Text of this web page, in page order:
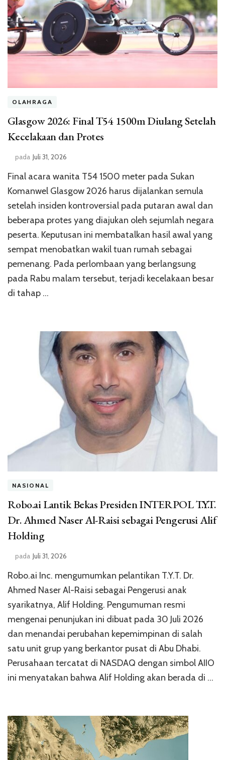
OLAHRAGA
Glasgow 2026: Final T54 1500m Diulang Setelah
Kecelakaan dan Protes
pada Juli 31, 2026
Final acara wanita T54 1500 meter pada Sukan
Komanwel Glasgow 2026 harus dijalankan semula
setelah insiden kontroversial pada putaran awal dan
beberapa protes yang diajukan oleh sejumlah negara
peserta. Keputusan ini membatalkan hasil awal yang
sempat menobatkan wakil tuan rumah sebagai
pemenang. Pada perlombaan yang berlangsung
pada Rabu malam tersebut, terjadi kecelakaan besar
di tahap …
NASIONAL
Robo.ai Lantik Bekas Presiden INTERPOL T.Y.T.
Dr. Ahmed Naser Al-Raisi sebagai Pengerusi Alif
Holding
pada Juli 31, 2026
Robo.ai Inc. mengumumkan pelantikan T.Y.T. Dr.
Ahmed Naser Al-Raisi sebagai Pengerusi anak
syarikatnya, Alif Holding. Pengumuman resmi
mengenai penunjukan ini dibuat pada 30 Juli 2026
dan menandai perubahan kepemimpinan di salah
satu unit grup yang berkantor pusat di Abu Dhabi.
Perusahaan tercatat di NASDAQ dengan simbol AIIO
ini menyatakan bahwa Alif Holding akan berada di …